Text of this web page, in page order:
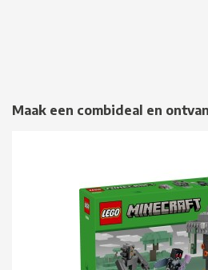
Maak een combideal en